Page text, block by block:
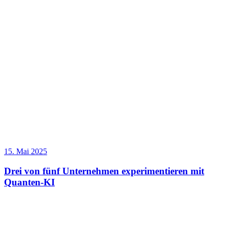
15. Mai 2025
Drei von fünf Unternehmen experimentieren mit
Quanten-KI